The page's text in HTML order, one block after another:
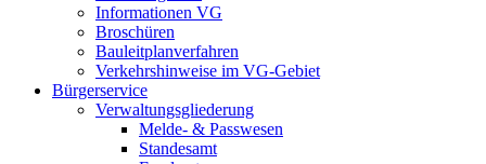
Informationen VG
Broschüren
Bauleitplanverfahren
Verkehrshinweise im VG-Gebiet
Bürgerservice
Verwaltungsgliederung
Melde- & Passwesen
Standesamt